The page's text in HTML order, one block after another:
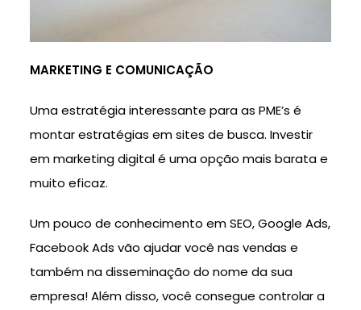
MARKETING E COMUNICAÇÃO
Uma estratégia interessante para as PME’s é
montar estratégias em sites de busca. Investir
em marketing digital é uma opção mais barata e
muito eficaz.
Um pouco de conhecimento em SEO, Google Ads,
Facebook Ads vão ajudar você nas vendas e
também na disseminação do nome da sua
empresa! Além disso, você consegue controlar a